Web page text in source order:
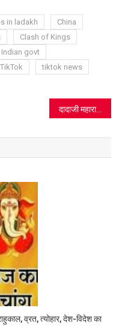
List
in ladakh
China
Clash of Kings
Indian govt
TikTok
tiktok news
दादाजी महाराज से सुनिए राधास्वामी मत में चन्द्रमा का रहस्य-1
व्रत, त्योहार, देश-विदेश का